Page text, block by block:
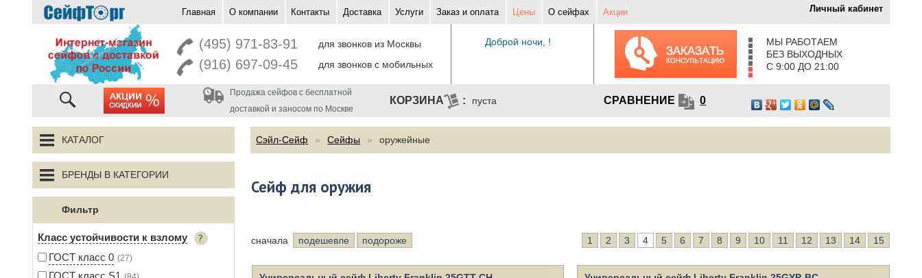
Главная О компании Контакты Доставка Услуги Заказ и оплата Цены О сейфах Акции Личный кабинет
(495) 971-83-91 для звонков из Москвы
(916) 697-09-45 для звонков с мобильных
Доброй ночи, !
МЫ РАБОТАЕМ
БЕЗ ВЫХОДНЫХ
С 9:00 ДО 21:00
акции
Продажа сейфов с бесплатной
доставкой и заносом по Москве
пуста СРАВНЕНИЕ 0
Сэйл-Сейф Сейфы оружейные
Сейф для оружия
сначала подешевле подороже 1 2 3 4 5 6 7 8 9 10 11 12 13 14 15
КАТАЛОГ
БРЕНДЫ В КАТЕГОРИИ
Фильтр
Класс устойчивости к взлому
ГОСТ класс 0
27